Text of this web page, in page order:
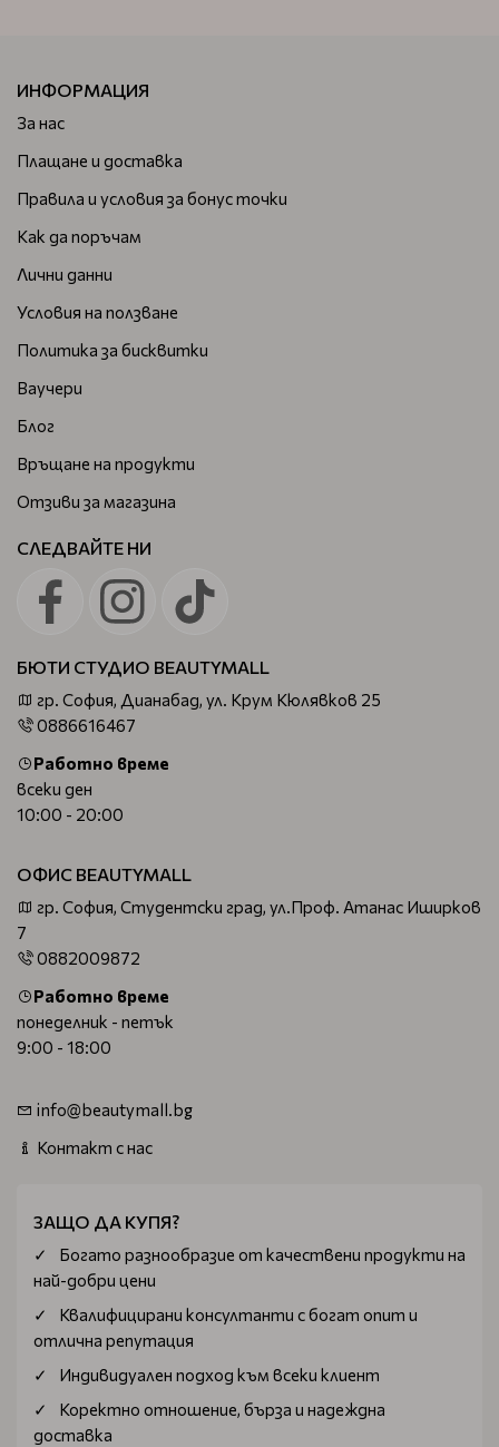
ИНФОРМАЦИЯ
За нас
Плащане и доставка
Правила и условия за бонус точки
Как да поръчам
Лични данни
Условия на ползване
Политика за бисквитки
Ваучери
Блог
Връщане на продукти
Отзиви за магазина
СЛЕДВАЙТЕ НИ
БЮТИ СТУДИО BEAUTYMALL
гр. София, Дианабад, ул. Крум Кюлявков 25
0886616467
Работно време
всеки ден
10:00 - 20:00
ОФИС BEAUTYMALL
гр. София, Студентски град, ул.Проф. Атанас Иширков
7
0882009872
Работно време
понеделник - петък
9:00 - 18:00
info@beautymall.bg
Контакт с нас
ЗАЩО ДА КУПЯ?
Богатo разнообразие от качествени продукти на
най-добри цени
Квалифицирани консултанти с богат опит и
отлична репутация
Индивидуален подход към всеки клиент
Коректно отношение, бърза и надеждна
доставка